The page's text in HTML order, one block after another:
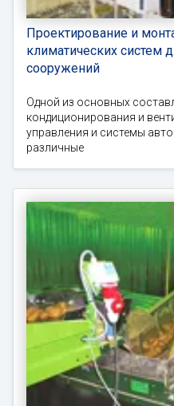
Проектирование и
климатических систем
сооружений
Одной из основных
кондиционирования и
управления и системы
различные